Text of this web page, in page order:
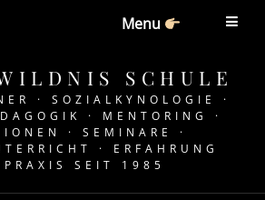
Menu
SCHULE
· SOZIALKYNOLOGIE ·
· MENTORING ·
· SEMINARE ·
· ERFAHRUNG
PRAXIS SEIT 1985